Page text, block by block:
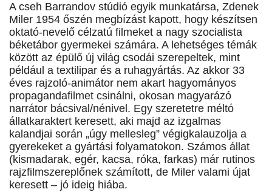
A cseh Barrandov stúdió egyik munkatársa, Zdenek
Miler 1954 őszén megbízást kapott, hogy készítsen
oktató-nevelő célzatú filmeket a nagy szocialista
béketábor gyermekei számára. A lehetséges témák
között az épülő új világ csodái szerepeltek, mint
például a textilipar és a ruhagyártás. Az akkor 33
éves rajzoló-animátor nem akart hagyományos
propagandafilmet csinálni, okosan magyarázó
narrátor bácsival/nénivel. Egy szeretetre méltó
állatkaraktert keresett, aki majd az izgalmas
kalandjai során „úgy mellesleg” végigkalauzolja a
gyerekeket a gyártási folyamatokon. Számos állat
(kismadarak, egér, kacsa, róka, farkas) már rutinos
rajzfilmszereplőnek számított, de Miler valami újat
keresett – jó ideig hiába.